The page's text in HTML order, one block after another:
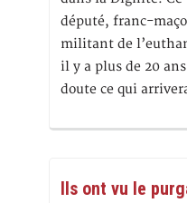
député, franc-
militant de
il y a plus de 20
doute ce qui
Ils ont vu le